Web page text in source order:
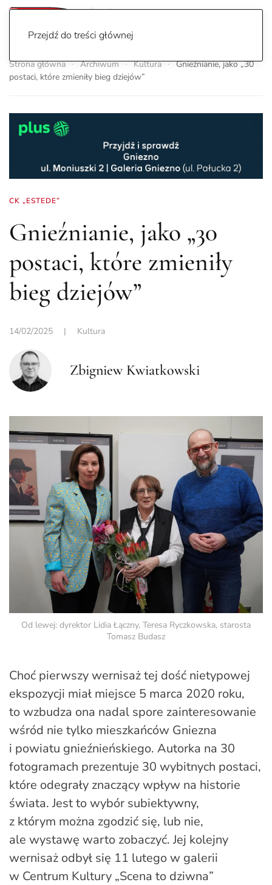
Przejdź do treści głównej
Strona główna Archiwum Kultura
Gnieźnianie, jako „30
postaci, które zmieniły bieg dziejów”
CK „ESTEDE”
Gnieźnianie, jako „30
postaci, które zmieniły
bieg dziejów”
14/02/2025 | Kultura
Zbigniew Kwiatkowski
Od lewej: dyrektor Lidia Łączny, Teresa Ryczkowska, starosta
Tomasz Budasz
Choć pierwszy wernisaż tej dość nietypowej
ekspozycji miał miejsce 5 marca 2020 roku,
to wzbudza ona nadal spore zainteresowanie
wśród nie tylko mieszkańców Gniezna
i powiatu gnieźnieńskiego. Autorka na 30
fotogramach prezentuje 30 wybitnych postaci,
które odegrały znaczący wpływ na historie
świata. Jest to wybór subiektywny,
z którym można zgodzić się, lub nie,
ale wystawę warto zobaczyć. Jej kolejny
wernisaż odbył się 11 lutego w galerii
w Centrum Kultury „Scena to dziwna”